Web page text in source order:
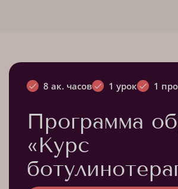
8 ак. часов 1 урок 1
Программа
«Курс